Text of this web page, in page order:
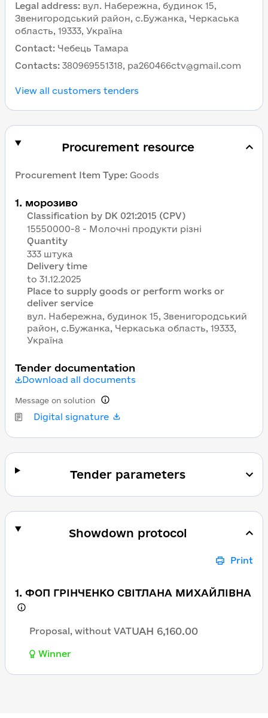
Legal address: вул. Набережна, будинок 15,
Звенигородський район, с.Бужанка, Черкаська
область, 19333, Україна
Contact: Чебець Тамара
Contacts: 380969551318, pa260466ctv@gmail.com
View all customers tenders
Procurement resource
Procurement Item Type: Goods
1. морозиво
Classification by DK 021:2015 (CPV)
15550000-8 - Молочні продукти різні
Quantity
333 штука
Delivery time
Place to supply goods or perform works or
deliver service
вул. Набережна, будинок 15, Звенигородський
район, с.Бужанка, Черкаська область, 19333,
Україна
Tender documentation
Download all documents
Digital signature
Message on solution
Tender parameters
Showdown protocol
Print
1. ФОП ГРІНЧЕНКО СВІТЛАНА МИХАЙЛІВНА
Proposal, without VATUAH 6,160.00
Winner